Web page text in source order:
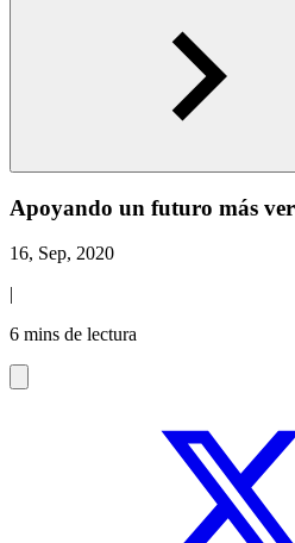
Apoyando un futuro más
16, Sep, 2020
|
6 mins de lectura